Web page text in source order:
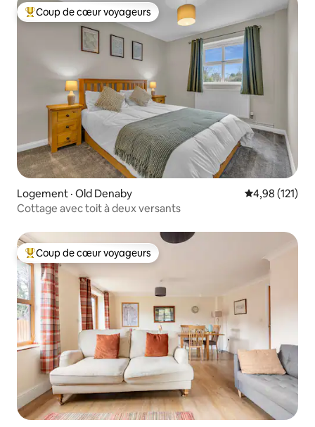
Coup de cœur voyageurs parmi les plus aimés
Coup de cœur voyageurs
Logement · Old Denaby Note
4,98 (121)
Cottage avec toit à deux versants
Coup de cœur voyageurs parmi les plus aimés
Coup de cœur voyageurs